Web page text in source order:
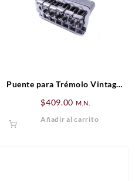
Puente para Trémolo Vintage-
Stratocaster® (’06-Presente),
Zurdo, Cromado
$409.00 M.N.
Añadir al carrito